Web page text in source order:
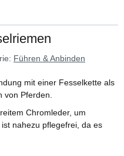
Führen & Anbinden
mit einer Fesselkette als
von Pferden.
Chromleder, um
nahezu pflegefrei, da es